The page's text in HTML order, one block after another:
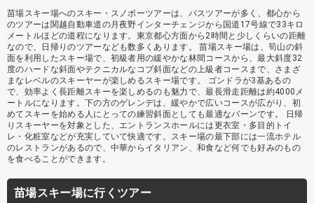
苗場スキー場へのスキー・スノボーツアーは、バスツアーが多く、都心から
のツアーは関越自動車道の月夜野インターチェンジから国道17号線で33キロ
メートルほどの道程になります。東京都心方面から2時間と少しくらいの距離
なので、日帰りのツアーなども数多くあります。 苗場スキー場は、筍山の斜
面を利用したスキー場で、初級者用の緩やかな林間コースから、最大斜度32
度のハードな斜面やテクニカルなコブ斜面などの上級者コースまで、さまざ
まなレベルのスキーヤーが楽しめるスキー場です。 ゴンドラが3基あるの
で、効率よく長距離スキーを楽しめるのも魅力で、最長滑走距離は約4000メ
ートルになります。下の方のゲレンデは、緩やかで広いコースが広がり、初
めてスキーを始める人にとっての練習斜面としても最適なバーンです。 日帰
りスキーヤーを対象とした、エントランスホールには更衣室・多目的トイ
レ・化粧室などが充実していて快適です。スキー場の最下部には一流ホテル
のレストランがあるので、中華からイタリアン、和食など何でも好みのもの
を食べることができます。
苗場スキー場に行くツアー